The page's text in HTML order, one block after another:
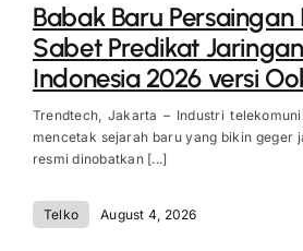
Babak Baru
Sabet Predikat
Indonesia 2026 versi
Trendtech, Jakarta – Industri
mencetak sejarah baru yang bikin geger
resmi dinobatkan [...]
Telko August 4, 2026